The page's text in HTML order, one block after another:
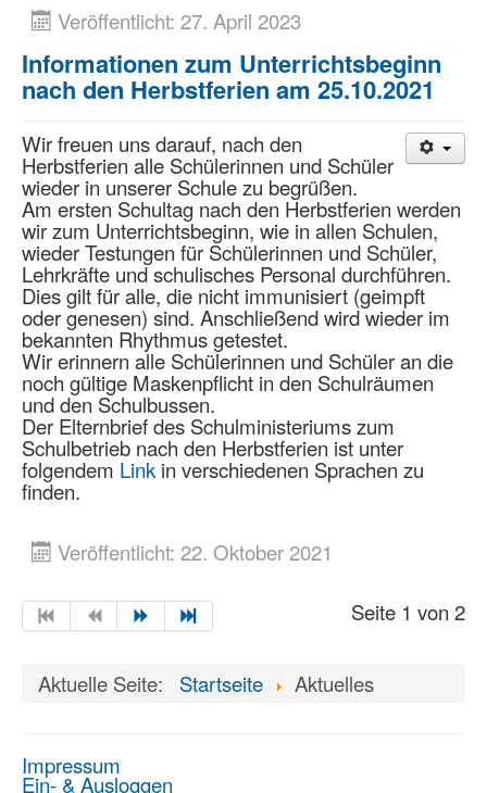
Veröffentlicht: 27. April 2023
Informationen zum Unterrichtsbeginn
nach den Herbstferien am 25.10.2021
Wir freuen uns darauf, nach den
Herbstferien alle Schülerinnen und Schüler
wieder in unserer Schule zu begrüßen.
Am ersten Schultag nach den Herbstferien werden
wir zum Unterrichtsbeginn, wie in allen Schulen,
wieder Testungen für Schülerinnen und Schüler,
Lehrkräfte und schulisches Personal durchführen.
Dies gilt für alle, die nicht immunisiert (geimpft
oder genesen) sind. Anschließend wird wieder im
bekannten Rhythmus getestet.
Wir erinnern alle Schülerinnen und Schüler an die
noch gültige Maskenpflicht in den Schulräumen
und den Schulbussen.
Der Elternbrief des Schulministeriums zum
Schulbetrieb nach den Herbstferien ist unter
folgendem Link in verschiedenen Sprachen zu
finden.
Veröffentlicht: 22. Oktober 2021
Seite 1 von 2
Aktuelle Seite: Startseite Aktuelles
Impressum
Ein- & Ausloggen